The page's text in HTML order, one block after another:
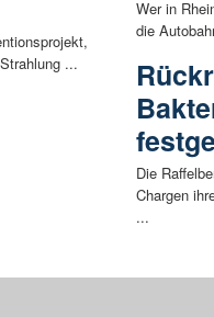
...
Wer in
die
Die
Chargen
...